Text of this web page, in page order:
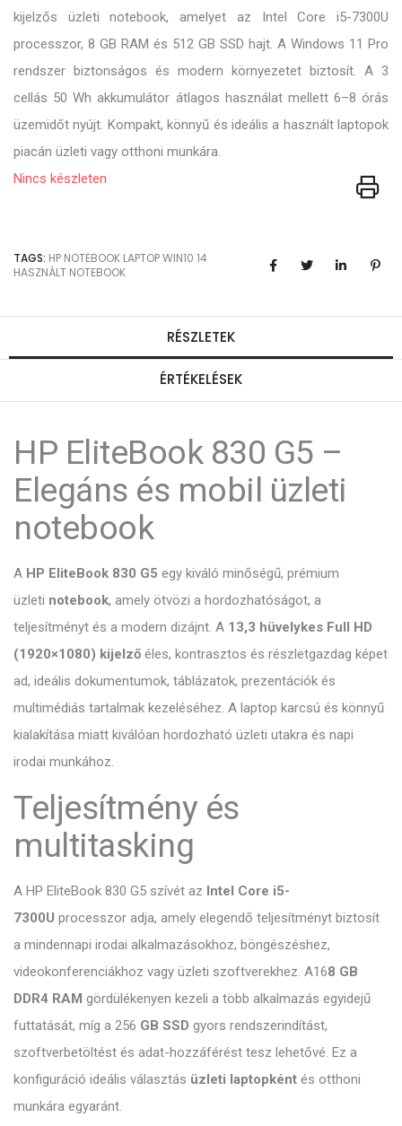
kijelzős üzleti notebook, amelyet az Intel Core i5-7300U
processzor, 8 GB RAM és 512 GB SSD hajt. A Windows 11 Pro
rendszer biztonságos és modern környezetet biztosít. A 3
cellás 50 Wh akkumulátor átlagos használat mellett 6–8 órás
üzemidőt nyújt. Kompakt, könnyű és ideális a használt laptopok
piacán üzleti vagy otthoni munkára.
Nincs készleten
TAGS: HP NOTEBOOK LAPTOPWIN10 14
HASZNÁLT NOTEBOOK
RÉSZLETEK
ÉRTÉKELÉSEK
HP EliteBook 830 G5 –
Elegáns és mobil üzleti
notebook
A HP EliteBook 830 G5 egy kiváló minőségű, prémium
üzleti notebook, amely ötvözi a hordozhatóságot, a
teljesítményt és a modern dizájnt. A 13,3 hüvelykes Full HD
(1920×1080) kijelző éles, kontrasztos és részletgazdag képet
ad, ideális dokumentumok, táblázatok, prezentációk és
multimédiás tartalmak kezeléséhez. A laptop karcsú és könnyű
kialakítása miatt kiválóan hordozható üzleti utakra és napi
irodai munkához.
Teljesítmény és
multitasking
A HP EliteBook 830 G5 szívét az Intel Core i5-
7300U processzor adja, amely elegendő teljesítményt biztosít
a mindennapi irodai alkalmazásokhoz, böngészéshez,
videokonferenciákhoz vagy üzleti szoftverekhez. A168 GB
DDR4 RAM gördülékenyen kezeli a több alkalmazás egyidejű
futtatását, míg a 256 GB SSD gyors rendszerindítást,
szoftverbetöltést és adat-hozzáférést tesz lehetővé. Ez a
konfiguráció ideális választás üzleti laptopként és otthoni
munkára egyaránt.